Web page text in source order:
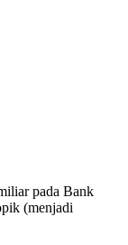
pada Bank
(menjadi